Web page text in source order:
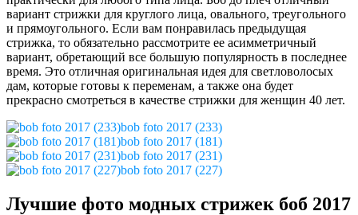
вариант стрижки для круглого лица, овального, треугольного
и прямоугольного. Если вам понравилась предыдущая
стрижка, то обязательно рассмотрите ее асимметричный
вариант, обретающий все большую популярность в последнее
время. Это отличная оригинальная идея для светловолосых
дам, которые готовы к переменам, а также она будет
прекрасно смотреться в качестве стрижки для женщин 40 лет.
bob foto 2017 (233)
bob foto 2017 (181)
bob foto 2017 (231)
bob foto 2017 (227)
Лучшие фото модных стрижек боб 2017